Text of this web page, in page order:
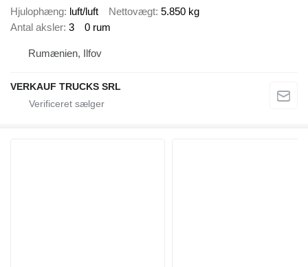
Hjulophæng luft/luft Nettovægt 5.850 kg
Antal aksler 3 0 rum
Rumænien, Ilfov
VERKAUF TRUCKS SRL